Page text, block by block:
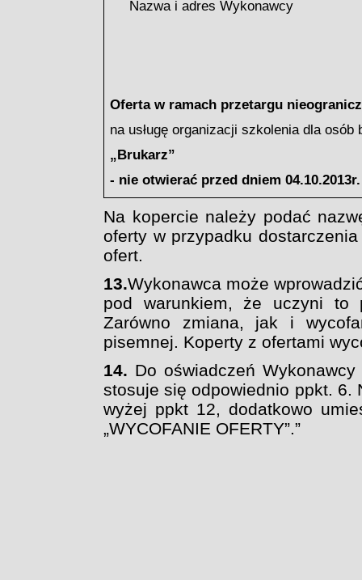
Nazwa i adres Wykonawcy
Oferta w ramach przetargu
na usługę organizacji szkolenia dla
„Brukarz”
- nie otwierać przed dniem
Na kopercie należy podać
oferty w przypadku
ofert.
13.Wykonawca może
pod warunkiem, że uczyni to
Zarówno zmiana, jak i
pisemnej. Koperty z ofertami
14. Do oświadczeń
stosuje się odpowiednio ppkt. 6.
wyżej ppkt 12, dodatkowo
„WYCOFANIE OFERTY”.”